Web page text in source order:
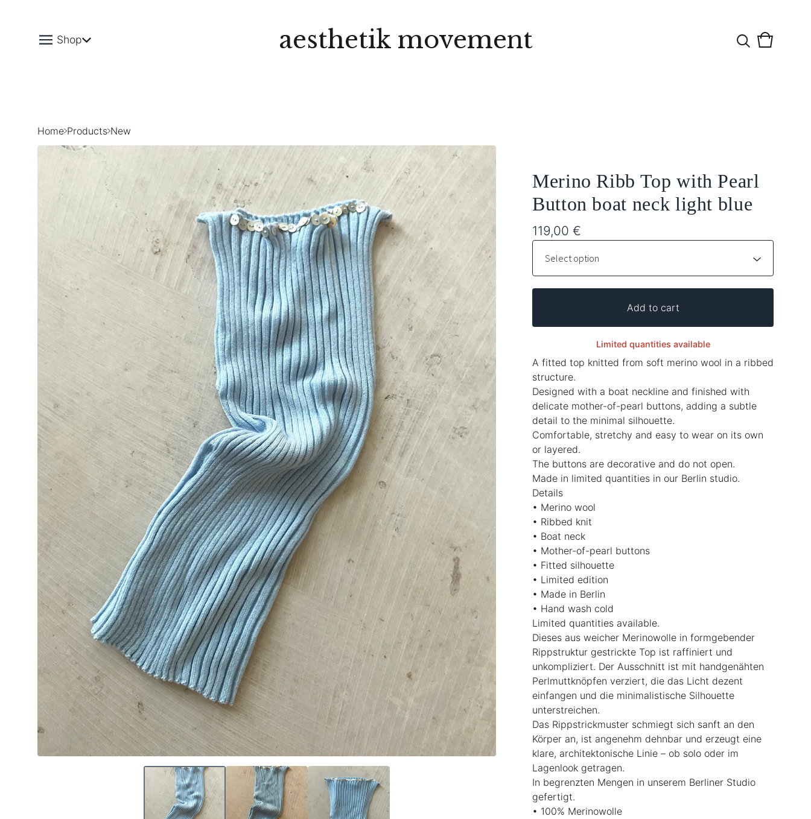
Shop aesthetik movement
View
0
Home Products New
Merino Ribb Top with Pearl
Button boat neck light blue
119,00 €
Add to cart
Limited quantities available
A fitted top knitted from soft merino wool in a ribbed
structure.
Designed with a boat neckline and finished with
delicate mother-of-pearl buttons, adding a subtle
detail to the minimal silhouette.
Comfortable, stretchy and easy to wear on its own
or layered.
The buttons are decorative and do not open.
Made in limited quantities in our Berlin studio.
Details
• Merino wool
• Ribbed knit
• Boat neck
• Mother-of-pearl buttons
• Fitted silhouette
• Limited edition
• Made in Berlin
• Hand wash cold
Limited quantities available.
Dieses aus weicher Merinowolle in formgebender
Rippstruktur gestrickte Top ist raffiniert und
unkompliziert. Der Ausschnitt ist mit handgenähten
Perlmuttknöpfen verziert, die das Licht dezent
einfangen und die minimalistische Silhouette
unterstreichen.
Das Rippstrickmuster schmiegt sich sanft an den
Körper an, ist angenehm dehnbar und erzeugt eine
klare, architektonische Linie – ob solo oder im
Lagenlook getragen.
In begrenzten Mengen in unserem Berliner Studio
gefertigt.
• 100% Merinowolle